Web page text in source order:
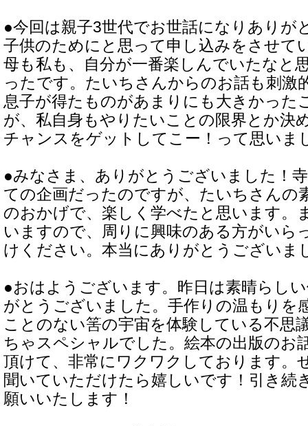
●今回は親子3世代でお世話になりありが
子供のためにと思って申し込みをさせて
母も私も、自分が一番楽しんでいたなと
ったです。たいちさんからのお話も刺激
息子が得たものがあまりにも大きかった
が、私自身もやりたいことの限界とか決
チャンスをゲットしてこー！って思いま
●みなさま、ありがとうございました！
ての企画だったのですが、たいちさんの
のおかげで、楽しく学べたと思います。
いますので、周りに興味のある方がいら
けください。本当にありがとうございま
●おはようございます。昨日は素晴らし
がとうございました。手作りの温もりを
ことのない筈の宇宙を体験している不思
ちゃスペシャルでした。絵本の出版のお
頂けて、非常にワクワクしております。
聞いていただけたら嬉しいです！引き続
願いいたします！